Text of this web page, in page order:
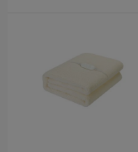
Laptop educativa bilingue
Paw Patrol